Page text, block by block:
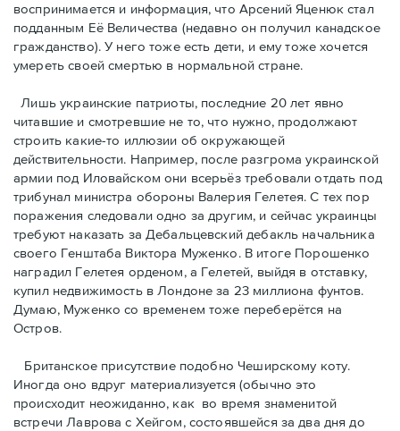
воспринимается и информация, что Арсений Яценюк стал
подданным Её Величества (недавно он получил канадское
гражданство). У него тоже есть дети, и ему тоже хочется
умереть своей смертью в нормальной стране.
Лишь украинские патриоты, последние 20 лет явно
читавшие и смотревшие не то, что нужно, продолжают
строить какие-то иллюзии об окружающей
действительности. Например, после разгрома украинской
армии под Иловайском они всерьёз требовали отдать под
трибунал министра обороны Валерия Гелетея. С тех пор
поражения следовали одно за другим, и сейчас украинцы
требуют наказать за Дебальцевский дебакль начальника
своего Генштаба Виктора Муженко. В итоге Порошенко
наградил Гелетея орденом, а Гелетей, выйдя в отставку,
купил недвижимость в Лондоне за 23 миллиона фунтов.
Думаю, Муженко со временем тоже переберётся на
Остров.
Британское присутствие подобнo Чеширскому коту.
Иногда онo вдруг материализуется (обычно это
происходит неожиданно, как во время знаменитой
встречи Лаврова с Хейгом, состоявшейся за два дня до